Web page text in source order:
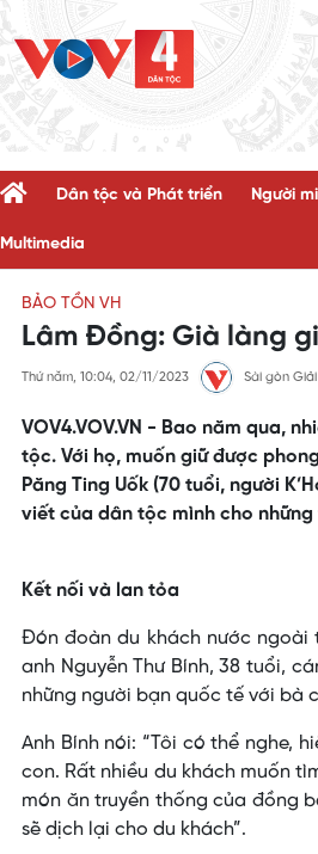
Dân tộc và Phát triển Người
Multimedia
BẢO TỒN VH
Lâm Đồng: Già làng
Thứ năm, 10:04, 02/11/2023 Sài gòn
VOV4.VOV.VN - Bao năm qua,
tộc. Với họ, muốn giữ được
Păng Ting Uốk (70 tuổi, người
viết của dân tộc mình cho những
Kết nối và lan tỏa
Đón đoàn du khách nước ngoài
anh Nguyễn Thư Bính, 38 tuổi,
những người bạn quốc tế với bà
Anh Bính nói: “Tôi có thể nghe,
con. Rất nhiều du khách muốn
món ăn truyền thống của đồng
sẽ dịch lại cho du khách”.